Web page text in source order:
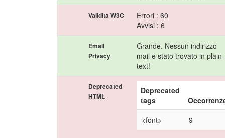
Validita W3C
Errori : 60
Avvisi : 6
Email
Privacy
Grande. Nessun indirizzo
mail e stato trovato in plain
text!
Deprecated
HTML
Deprecated
tags
<font>
9